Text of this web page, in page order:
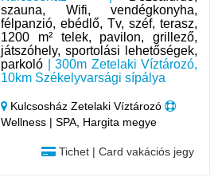
szauna, Wifi, vendégkonyha,
félpanzió, ebédlő, Tv, széf, terasz,
1200 m² telek, pavilon, grillező,
játszóhely, sportolási lehetőségek,
parkoló | 300m Zetelaki Víztározó,
10km Székelyvarsági sípálya
Kulcsosház Zetelaki Víztározó
Wellness | SPA, Hargita megye
Tichet | Card vakációs jegy